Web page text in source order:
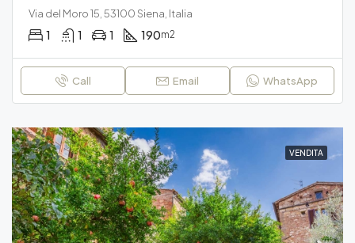
Via del Moro 15, 53100 Siena, Italia
1 1 1 190m2
Call Email WhatsApp
VENDITA